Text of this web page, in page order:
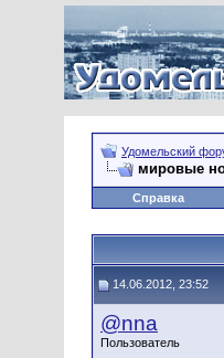
Удомельский
мировые
Справка
14.06.2012, 23:52
@nna
Пользователь